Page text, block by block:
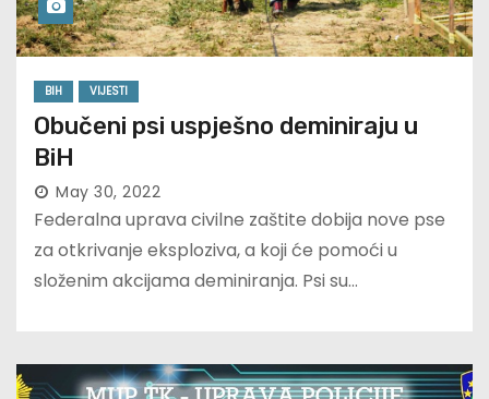
BIH VIJESTI
Obučeni psi uspješno deminiraju u
BiH
May 30, 2022
Federalna uprava civilne zaštite dobija nove pse
za otkrivanje eksploziva, a koji će pomoći u
složenim akcijama deminiranja. Psi su…